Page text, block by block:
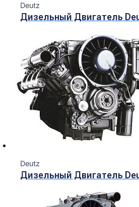
Deutz
Дизельный Двигатель
Deutz
Дизельный Двигатель